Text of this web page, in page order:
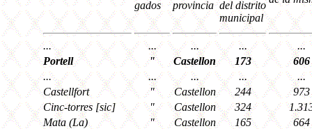
gados
provincia del distrito
municipal
... ... ... ...
...
Portell
" Castellon 173
606
...
... ... ...
...
Castellfort
" Castellon 244
973
Cinc-torres [sic]
" Castellon 324
Mata (La)
" Castellon 165
664